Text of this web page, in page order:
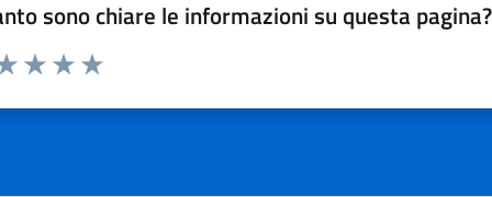
sono chiare le informazioni su questa pagina?
da 1 a 5 stelle la pagina